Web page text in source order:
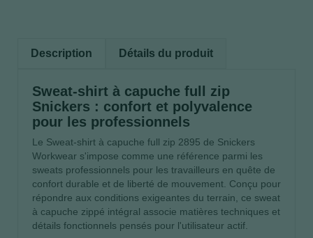
Description Détails du produit
Sweat-shirt à capuche full zip
Snickers : confort et polyvalence
pour les professionnels
Le Sweat-shirt à capuche full zip 2895 de Snickers
Workwear s'impose comme une référence parmi les
sweats professionnels pour les travailleurs en quête de
confort durable et de liberté de mouvement. Conçu pour
répondre aux conditions exigeantes du terrain, ce sweat
à capuche zippé intégral associe matières techniques et
détails fonctionnels pensés pour l'utilisateur actif.